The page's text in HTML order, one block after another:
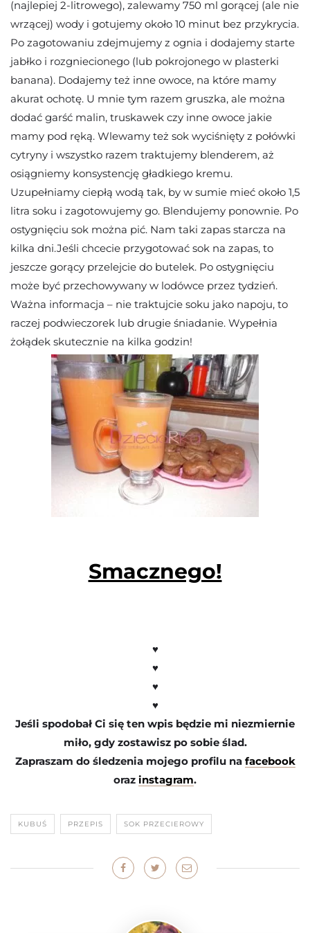
(najlepiej 2-litrowego), zalewamy 750 ml gorącej (ale nie
wrzącej) wody i gotujemy około 10 minut bez przykrycia.
Po zagotowaniu zdejmujemy z ognia i dodajemy starte
jabłko i rozgniecionego (lub pokrojonego w plasterki
banana). Dodajemy też inne owoce, na które mamy
akurat ochotę. U mnie tym razem gruszka, ale można
dodać garść malin, truskawek czy inne owoce jakie
mamy pod ręką. Wlewamy też sok wyciśnięty z połówki
cytryny i wszystko razem traktujemy blenderem, aż
osiągniemy konsystencję gładkiego kremu.
Uzupełniamy ciepłą wodą tak, by w sumie mieć około 1,5
litra soku i zagotowujemy go. Blendujemy ponownie. Po
ostygnięciu sok można pić. Nam taki zapas starcza na
kilka dni.Jeśli chcecie przygotować sok na zapas, to
jeszcze gorący przelejcie do butelek. Po ostygnięciu
może być przechowywany w lodówce przez tydzień.
Ważna informacja – nie traktujcie soku jako napoju, to
raczej podwieczorek lub drugie śniadanie. Wypełnia
żołądek skutecznie na kilka godzin!
Smacznego!
♥
♥
♥
♥
Jeśli spodobał Ci się ten wpis będzie mi niezmiernie
miło, gdy zostawisz po sobie ślad.
Zapraszam do śledzenia mojego profilu na facebook
oraz instagram.
KUBUŚ PRZEPIS SOK PRZECIEROWY